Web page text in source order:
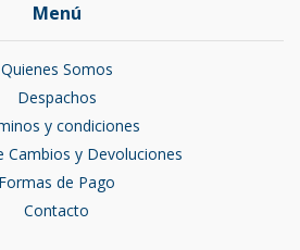
Menú
Quienes Somos
Despachos
y condiciones
Cambios y Devoluciones
Formas de Pago
Contacto